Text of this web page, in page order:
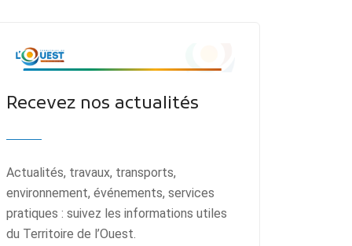
Recevez nos actualités
Actualités, travaux, transports,
environnement, événements, services
pratiques : suivez les informations utiles
du Territoire de l’Ouest.